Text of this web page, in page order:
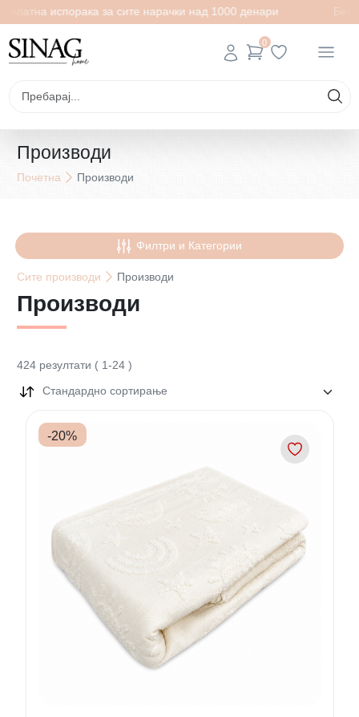
испорака за сите нарачки над 1000 денари Бесплатна
0
Производи
Почетна Производи
Филтри и Категории
Сите производи Производи
Производи
424 резултати ( 1-24 )
Стандардно сортирање
-20%